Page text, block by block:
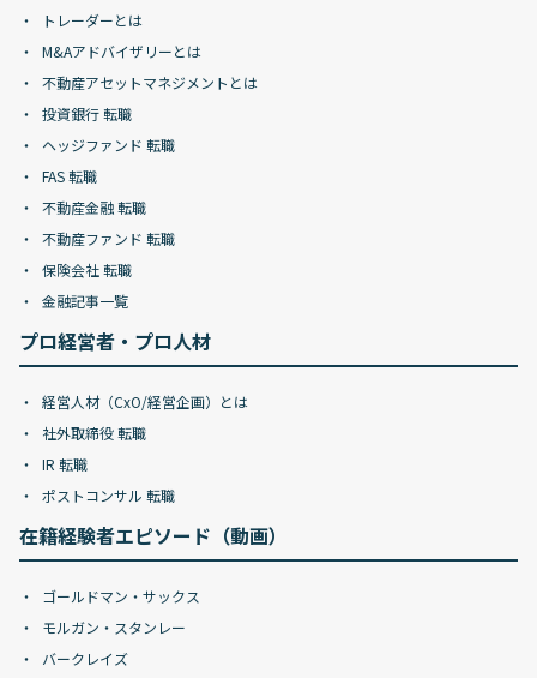
トレーダーとは
M&Aアドバイザリーとは
不動産アセットマネジメントとは
投資銀行 転職
ヘッジファンド 転職
FAS 転職
不動産金融 転職
不動産ファンド 転職
保険会社 転職
金融記事一覧
プロ経営者・プロ人材
経営人材（CxO/経営企画）とは
社外取締役 転職
IR 転職
ポストコンサル 転職
在籍経験者エピソード（動画）
ゴールドマン・サックス
モルガン・スタンレー
バークレイズ